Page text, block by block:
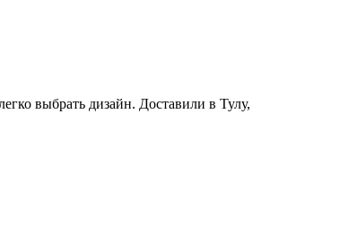
выбрать дизайн. Доставили в Тулу,